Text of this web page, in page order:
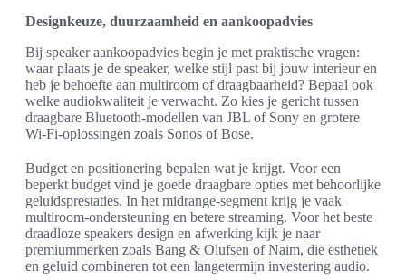
Designkeuze, duurzaamheid en aankoopadvies
Bij speaker aankoopadvies begin je met praktische vragen:
waar plaats je de speaker, welke stijl past bij jouw interieur en
heb je behoefte aan multiroom of draagbaarheid? Bepaal ook
welke audiokwaliteit je verwacht. Zo kies je gericht tussen
draagbare Bluetooth-modellen van JBL of Sony en grotere
Wi‑Fi-oplossingen zoals Sonos of Bose.
Budget en positionering bepalen wat je krijgt. Voor een
beperkt budget vind je goede draagbare opties met behoorlijke
geluidsprestaties. In het midrange-segment krijg je vaak
multiroom-ondersteuning en betere streaming. Voor het beste
draadloze speakers design en afwerking kijk je naar
premiummerken zoals Bang & Olufsen of Naim, die esthetiek
en geluid combineren tot een langetermijn investering audio.